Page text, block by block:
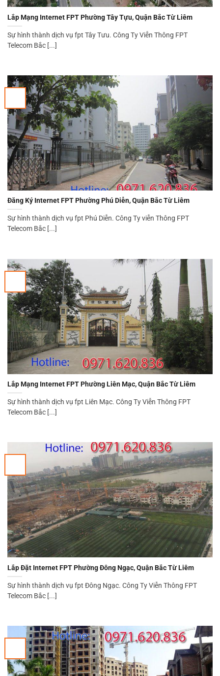
Lắp Mạng Internet FPT Phường Tây Tựu, Quận Bắc Từ Liêm
Sự hình thành dịch vụ fpt Tây Tưu. Công Ty Viễn Thông FPT
Telecom Bắc [...]
Đăng Ký Internet FPT Phường Phú Diễn, Quận Bắc Từ Liêm
Sự hình thành dịch vụ fpt Phú Diễn. Công Ty viễn Thông FPT
Telecom Bắc [...]
Lắp Mạng Internet FPT Phường Liên Mạc, Quận Bắc Từ Liêm
Sự hình thành dịch vụ fpt Liên Mạc. Công Ty Viễn Thông FPT
Telecom Bắc [...]
Lắp Đặt Internet FPT Phường Đông Ngạc, Quận Bắc Từ Liêm
Sự hình thành dịch vụ fpt Đông Ngạc. Công Ty Viễn Thông FPT
Telecom Bắc [...]